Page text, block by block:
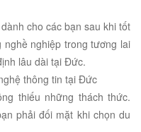
cho các bạn sau khi tốt
nghề nghiệp trong tương lai
lâu dài tại Đức.
thông tin tại Đức
thiếu những thách thức.
phải đối mặt khi chọn du